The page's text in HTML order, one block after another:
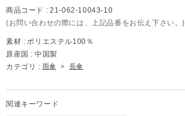
商品コード : 21-062-10043-10
(お問い合わせの際には、上記品番をお伝え下さい。)
素材 : ポリエステル100％
原産国 : 中国製
カテゴリ : 雨傘 > 長傘
関連キーワード